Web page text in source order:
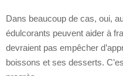
Dans beaucoup de cas, oui,
édulcorants peuvent aider à
devraient pas empêcher
boissons et ses desserts.